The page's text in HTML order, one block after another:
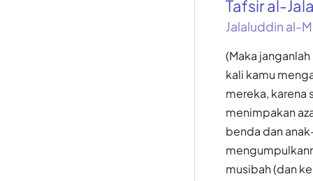
Tafsir al-
Jalaluddin al-
(Maka
kali kamu
mereka, karena
menimpakan
benda dan
musibah (dan